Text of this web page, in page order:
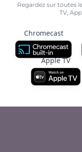
Regardez sur toutes
TV,
Chromecast
Apple TV